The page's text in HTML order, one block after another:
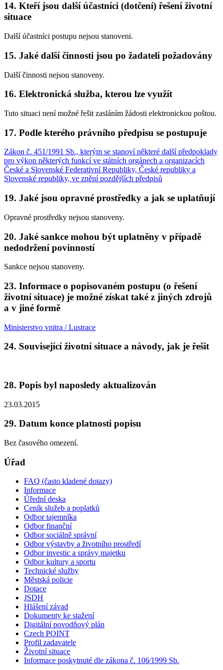
14. Kteří jsou další účastníci (dotčení) řešení životní
situace
Další účastníci postupu nejsou stanoveni.
15. Jaké další činnosti jsou po žadateli požadovány
Další činnosti nejsou stanoveny.
16. Elektronická služba, kterou lze využít
Tuto situaci není možné řešit zasláním žádosti elektronickou poštou.
17. Podle kterého právního předpisu se postupuje
Zákon č. 451/1991 Sb., kterým se stanoví některé další předpoklady
pro výkon některých funkcí ve státních orgánech a organizacích
České a Slovenské Federativní Republiky, České republiky a
Slovenské republiky, ve znění pozdějších předpisů
19. Jaké jsou opravné prostředky a jak se uplatňují
Opravné prostředky nejsou stanoveny.
20. Jaké sankce mohou být uplatněny v případě
nedodržení povinností
Sankce nejsou stanoveny.
23. Informace o popisovaném postupu (o řešení
životní situace) je možné získat také z jiných zdrojů
a v jiné formě
Ministerstvo vnitra / Lustrace
24. Související životní situace a návody, jak je řešit
28. Popis byl naposledy aktualizován
23.03.2015
29. Datum konce platnosti popisu
Bez časového omezení.
Úřad
FAQ (často kladené dotazy)
Informace
Úřední deska
Ceník služeb a poplatků
Odbor tajemníka
Odbor finanční
Odbor sociálně správní
Odbor výstavby a životního prostředí
Odbor investic a správy majetku
Odbor kultury a sportu
Technické služby
Městská policie
Dotace
JSDH
Hlášení závad
Dokumenty ke stažení
Digitální povodňový plán
Czech POINT
Profil zadavatele
Životní situace
Informace poskytnuté dle zákona č. 106⁄1999 Sb.